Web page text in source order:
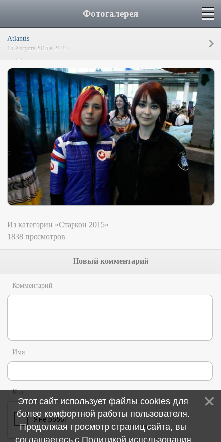
Фотогалерея
Atlantis
15 Августа 2015 в 21:43
Из категории «Старкон 2015»
1838 просмотров
Новый комментарий
Комментарий
Имя
Код
Этот сайт использует файлы cookies для
более комфортной работы пользователя.
Продолжая просмотр страниц сайта, вы
соглашаетесь с Политикой использования